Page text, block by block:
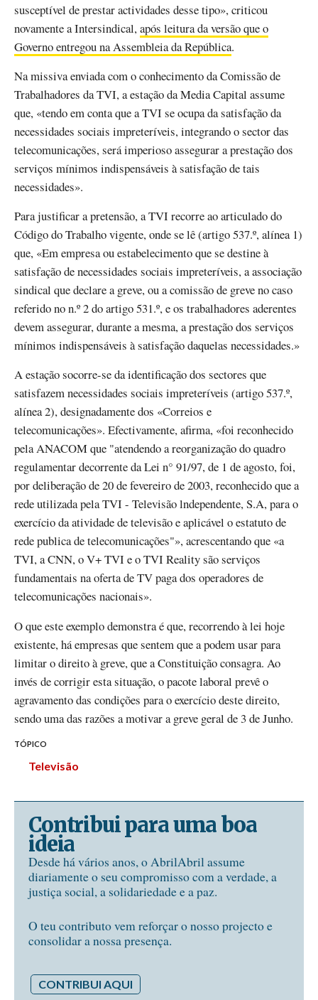
susceptível de prestar actividades desse tipo», criticou
novamente a Intersindical,após leitura da versão que o
Governo entregou na Assembleia da República.
Na missiva enviada com o conhecimento da Comissão de
Trabalhadores da TVI, a estação da Media Capital assume
que, «tendo em conta que a TVI se ocupa da satisfação da
necessidades sociais impreteríveis, integrando o sector das
telecomunicações, será imperioso assegurar a prestação dos
serviços mínimos indispensáveis à satisfação de tais
necessidades».
Para justificar a pretensão, a TVI recorre ao articulado do
Código do Trabalho vigente, onde se lê (artigo 537.º, alínea 1)
que, «Em empresa ou estabelecimento que se destine à
satisfação de necessidades sociais impreteríveis, a associação
sindical que declare a greve, ou a comissão de greve no caso
referido no n.º 2 do artigo 531.º, e os trabalhadores aderentes
devem assegurar, durante a mesma, a prestação dos serviços
mínimos indispensáveis à satisfação daquelas necessidades.»
A estação socorre-se da identificação dos sectores que
satisfazem necessidades sociais impreteríveis (artigo 537.º,
alínea 2), designadamente dos «Correios e
telecomunicações». Efectivamente, afirma, «foi reconhecido
pela ANACOM que "atendendo a reorganização do quadro
regulamentar decorrente da Lei n° 91/97, de 1 de agosto, foi,
por deliberação de 20 de fevereiro de 2003, reconhecido que a
rede utilizada pela TVI - Televisão lndependente, S.A, para o
exercício da atividade de televisão e aplicável o estatuto de
rede publica de telecomunicações"», acrescentando que «a
TVI, a CNN, o V+ TVI e o TVI Reality são serviços
fundamentais na oferta de TV paga dos operadores de
telecomunicações nacionais».
O que este exemplo demonstra é que, recorrendo à lei hoje
existente, há empresas que sentem que a podem usar para
limitar o direito à greve, que a Constituição consagra. Ao
invés de corrigir esta situação, o pacote laboral prevê o
agravamento das condições para o exercício deste direito,
sendo uma das razões a motivar a greve geral de 3 de Junho.
TÓPICO
Televisão
Contribui para uma boa
ideia
Desde há vários anos, o AbrilAbril assume
diariamente o seu compromisso com a verdade, a
justiça social, a solidariedade e a paz.
O teu contributo vem reforçar o nosso projecto e
consolidar a nossa presença.
CONTRIBUI AQUI